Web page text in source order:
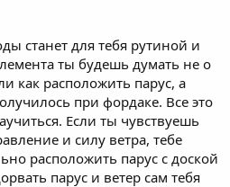
станет для тебя рутиной и
ты будешь думать не о
как расположить парус, а
при фордаке. Все это
Если ты чувствуешь
и силу ветра, тебе
расположить парус с доской
парус и ветер сам тебя